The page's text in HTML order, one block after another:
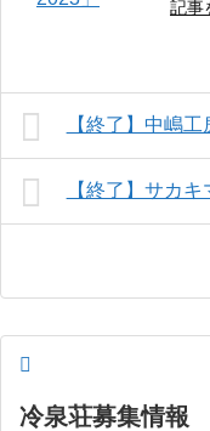
記事
【終了】中嶋
【終了】サカ
冷泉荘募集情報